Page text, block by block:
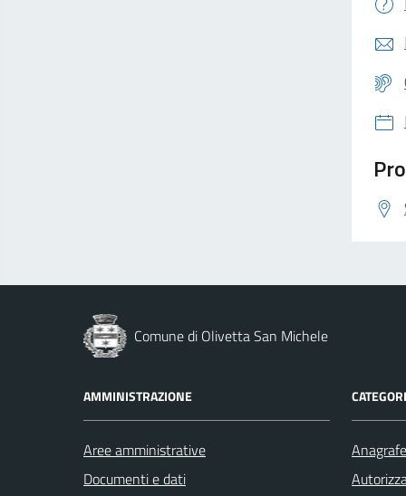
Comune di Olivetta San Michele
AMMINISTRAZIONE
Aree amministrative
Documenti e dati